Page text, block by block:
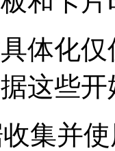
化仅
这些
并使